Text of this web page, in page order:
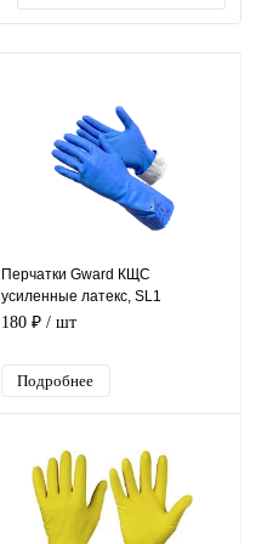
Перчатки Gward КЩС
усиленные латекс, SL1
180 ₽ / шт
Подробнее